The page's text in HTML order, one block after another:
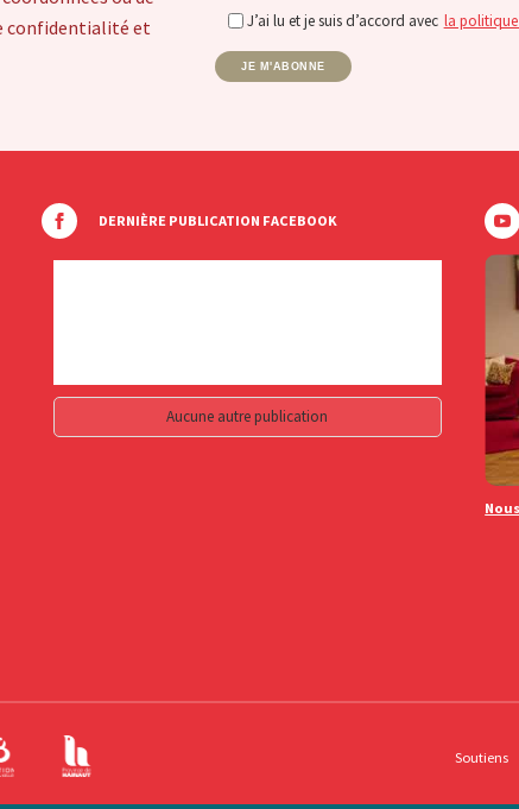
confidentialité et
J’ai lu et je suis d’accord avec la
JE M'ABONNE
DERNIÈRE PUBLICATION FACEBOOK
Aucune autre publication
Soutiens